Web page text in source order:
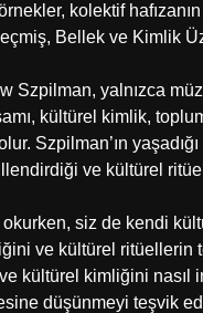
kolektif
Bellek ve Kimlik
Szpilman, yalnızca
kültürel kimlik,
olur. Szpilman’ın
ve kültürel
okurken, siz de kendi
ve kültürel ritüellerin
ve kültürel kimliğini
düşünmeyi teşvik